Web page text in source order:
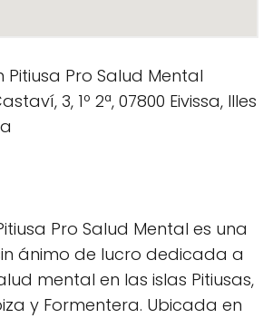
Pro Salud Mental es una
ánimo de lucro dedicada a
mental en las islas Pitiusas,
y Formentera. Ubicada en